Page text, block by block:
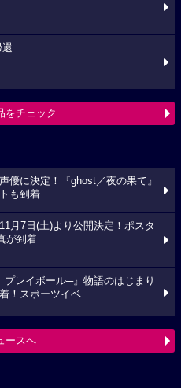
還
をチェック
優に決定！『ghost／夜の果て』
も到着
月7日(土)より公開決定！ポスタ
が到着
プレイボール─』物語のはじまり
！スポーツイベ...
ースへ